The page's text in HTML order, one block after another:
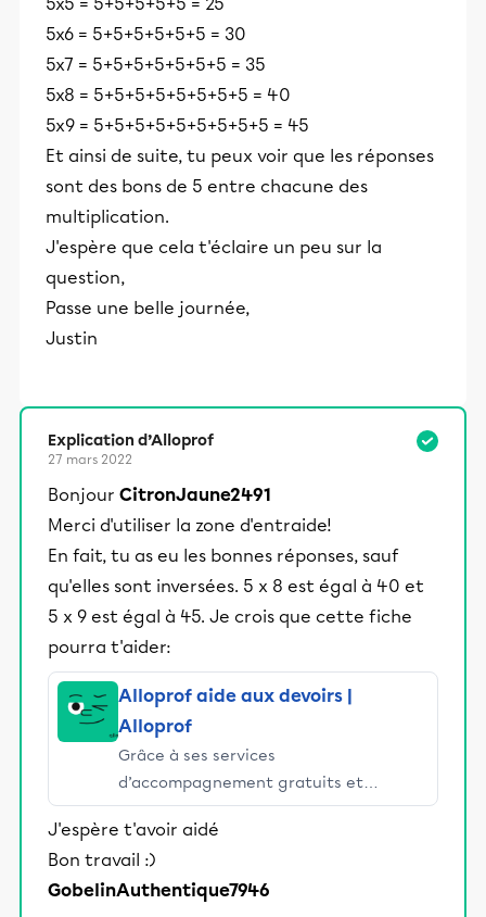
5x6 = 5+5+5+5+5+5 = 30
5x7 = 5+5+5+5+5+5+5 = 35
5x8 = 5+5+5+5+5+5+5+5 = 40
5x9 = 5+5+5+5+5+5+5+5+5 = 45
Et ainsi de suite, tu peux voir que les réponses
sont des bons de 5 entre chacune des
multiplication.
J'espère que cela t'éclaire un peu sur la
question,
Passe une belle journée,
Justin
Explication d’Alloprof
27 mars 2022
Bonjour CitronJaune2491
Merci d'utiliser la zone d'entraide!
En fait, tu as eu les bonnes réponses, sauf
qu'elles sont inversées. 5 x 8 est égal à 40 et
5 x 9 est égal à 45. Je crois que cette fiche
pourra t'aider:
Alloprof aide aux devoirs |
Alloprof
Grâce à ses services
d’accompagnement gratuits et
stimulants, Alloprof engage les élèves
et leurs parents dans la réussite
éducative.
J'espère t'avoir aidé
Bon travail :)
GobelinAuthentique7946